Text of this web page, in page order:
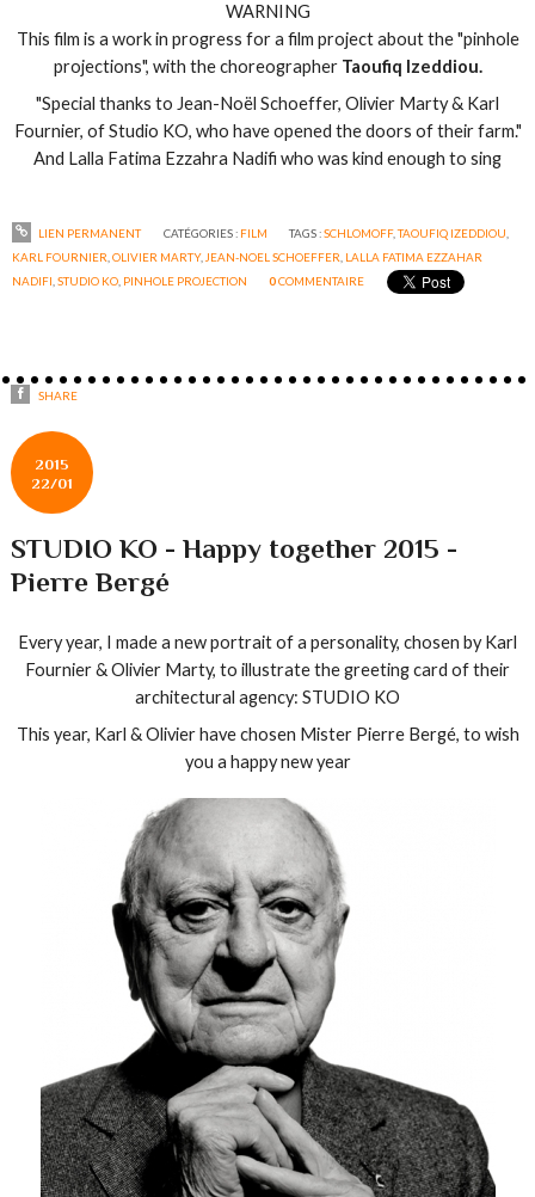
WARNING
This film is a work in progress for a film project about the "pinhole
projections", with the choreographer Taoufiq Izeddiou.
"Special thanks to Jean-Noël Schoeffer, Olivier Marty & Karl
Fournier, of Studio KO, who have opened the doors of their farm."
And Lalla Fatima Ezzahra Nadifi who was kind enough to sing
LIEN PERMANENT CATÉGORIES : FILM TAGS :SCHLOMOFF,TAOUFIQ IZEDDIOU
KARL FOURNIER ,OLIVIER MARTY, JEAN-NOEL SCHOEFFER LALLA FATIMA EZZAHAR
NADIFI ,STUDIO KO PINHOLE PROJECTION 0COMMENTAIRE
SHARE
2015
22/01
STUDIO KO - Happy together 2015 -
Pierre Bergé
Every year, I madea new portrait of a personality, chosen by Karl
Fournier& Olivier Marty, to illustratethe greeting card of their
architectural agency: STUDIO KO
This year, Karl & Olivier have chosen Mister Pierre Bergé, to wish
you a happy new year